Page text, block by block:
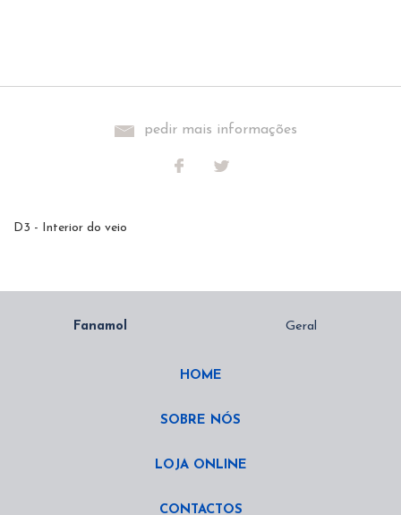
pedir mais informações
D3 - Interior do veio
HOME
SOBRE NÓS
LOJA ONLINE
CONTACTOS